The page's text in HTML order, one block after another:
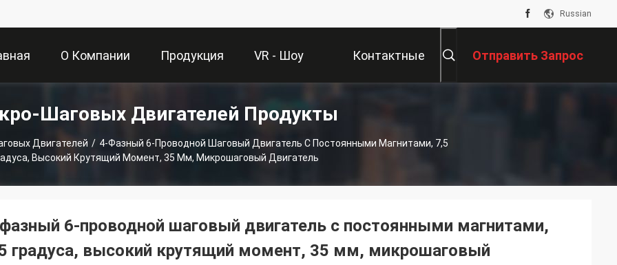
Russian
О Компании Продукция VR - Шоу Контактные Отправить Запрос
Шаговых Двигателей Продукты
Двигателей / 4-Фазный 6-Проводной Шаговый Двигатель С Постоянными Магнитами, 7,5
Высокий Крутящий Момент, 35 Мм, Микрошаговый Двигатель
6-проводной шаговый двигатель с постоянными магнитами,
градуса, высокий крутящий момент, 35 мм, микрошаговый